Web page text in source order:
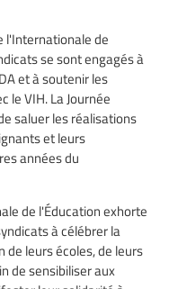
l'Internationale de
se sont engagés à
et à soutenir les
le VIH. La Journée
saluer les réalisations
et leurs
années du
de l'Éducation exhorte
à célébrer la
de leurs écoles, de leurs
de sensibiliser aux